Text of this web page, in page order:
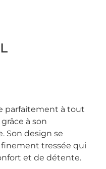
parfaitement à tout
à son
Son design se
finement tressée qui
et de détente.